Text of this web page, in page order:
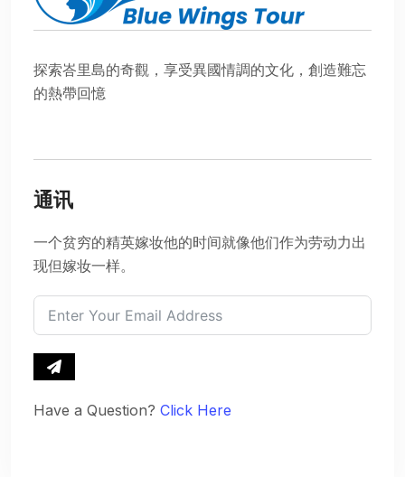
探索峇里島的奇觀，享受異國情調的文化，創造難忘
的熱帶回憶
通讯
一个贫穷的精英嫁妆他的时间就像他们作为劳动力出
现但嫁妆一样。
Have a Question? Click Here